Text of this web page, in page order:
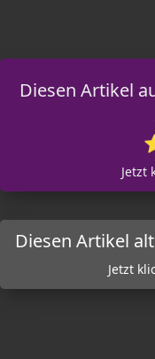
Diesen Artikel
Jetzt
Diesen Artikel
Jetzt